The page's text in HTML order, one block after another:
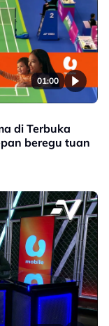
01:00
di Terbuka
beregu tuan